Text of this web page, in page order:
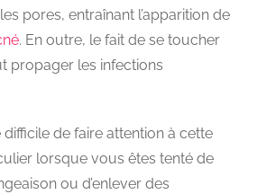
pores, entraînant l’apparition de
. En outre, le fait de se toucher
propager les infections
difficile de faire attention à cette
lorsque vous êtes tenté de
ou d’enlever des